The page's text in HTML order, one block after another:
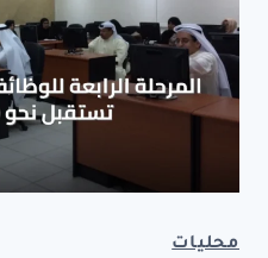
محليات